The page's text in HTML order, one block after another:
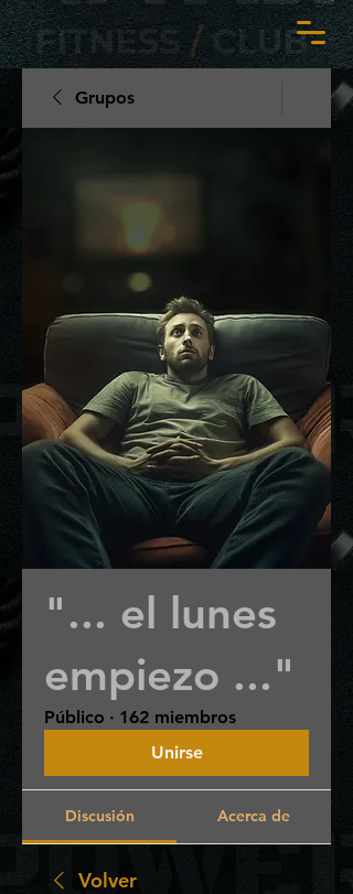
Grupos
"... el lunes
empiezo ..."
Público · 162 miembros
Unirse
Discusión Acerca de
Volver